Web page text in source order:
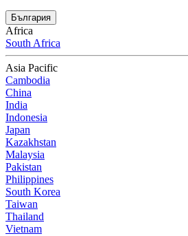
България
Africa
South Africa
Asia Pacific
Cambodia
China
India
Indonesia
Japan
Kazakhstan
Malaysia
Pakistan
Philippines
South Korea
Taiwan
Thailand
Vietnam